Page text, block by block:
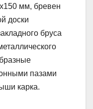
мм, бревен
доски
бруса
пазами
карка.